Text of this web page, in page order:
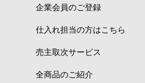
企業会員のご登録
仕入れ担当の方はこちら
売主取次サービス
全商品のご紹介